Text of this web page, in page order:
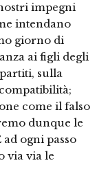
impegni
intendano
giorno di
ai figli degli
sulla
come il falso
dunque le
ogni passo
via via le